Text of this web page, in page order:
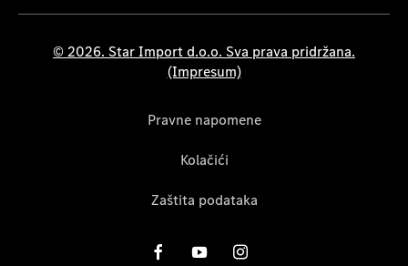
© 2026. Star Import d.o.o. Sva prava pridržana.
(Impresum)
Pravne napomene
Kolačići
Zaštita podataka